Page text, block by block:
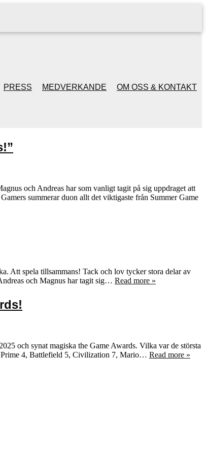
PRESS MEDVERKANDE OM OSS & KONTAKT
och Andreas har som vanligt tagit på sig uppdraget att
summerar duon allt det viktigaste från Summer Game
Att spela tillsammans! Tack och lov tycker stora delar av
och Magnus har tagit sig… Read more »
och synat magiska the Game Awards. Vilka var de största
Prime 4, Battlefield 5, Civilization 7, Mario… Read more »